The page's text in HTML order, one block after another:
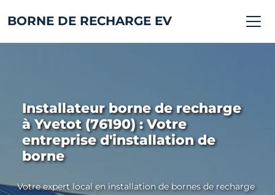
BORNE DE RECHARGE EV
Installateur borne de recharge
à Yvetot (76190) : Votre
entreprise d'installation de
borne
Votre expert local en installation de bornes de recharge